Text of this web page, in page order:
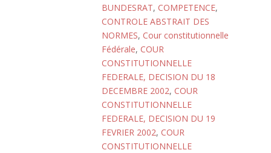
BUNDESRAT, COMPETENCE,
CONTROLE ABSTRAIT DES
NORMES, Cour constitutionnelle
Fédérale, COUR
CONSTITUTIONNELLE
FEDERALE, DECISION DU 18
DECEMBRE 2002, COUR
CONSTITUTIONNELLE
FEDERALE, DECISION DU 19
FEVRIER 2002, COUR
CONSTITUTIONNELLE